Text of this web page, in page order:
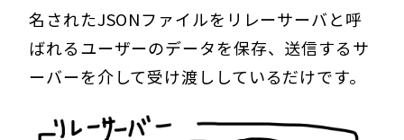
名されたJSONファイルをリレーサーバと呼
ばれるユーザーのデータを保存、送信するサ
ーバーを介して受け渡ししているだけです。